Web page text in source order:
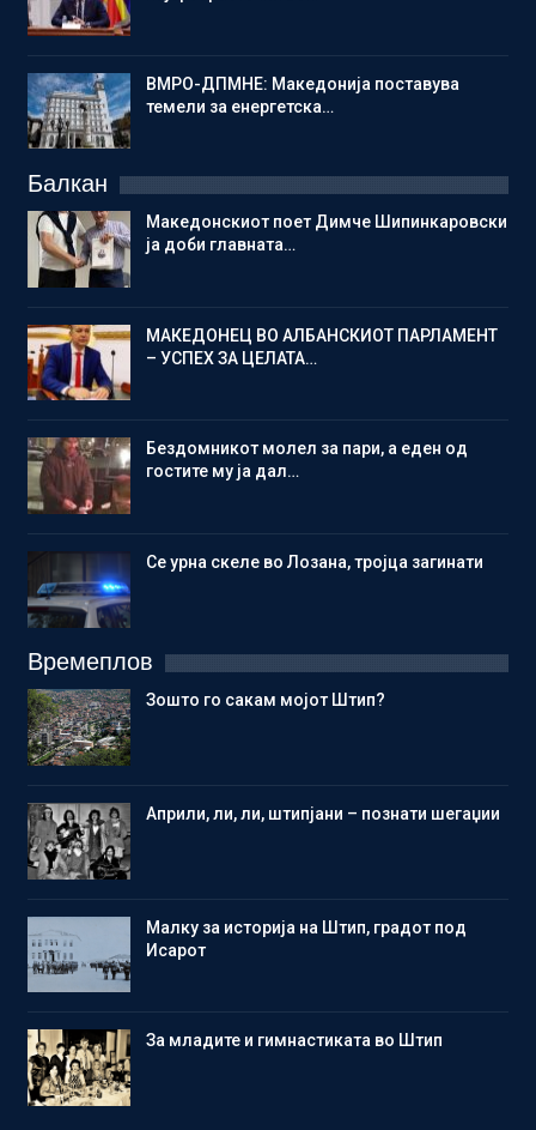
ВМРО-ДПМНЕ: Македонија поставува
темели за енергетска…
Балкан
Македонскиот поет Димче Шипинкаровски
ја доби главната…
МАКЕДОНЕЦ ВО АЛБАНСКИОТ ПАРЛАМЕНТ
– УСПЕХ ЗА ЦЕЛАТА…
Бездомникот молел за пари, а еден од
гостите му ја дал…
Се урна скеле во Лозана, тројца загинати
Времеплов
Зошто го сакам мојот Штип?
Aприли, ли, ли, штипјани – познати шегаџии
Малку за историја на Штип, градот под
Исарот
Зa младите и гимнастиката во Штип